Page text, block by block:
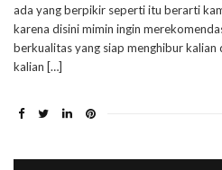
ada yang berpikir seperti itu berarti
karena disini mimin ingin
berkualitas yang siap menghibur kalian
kalian […]